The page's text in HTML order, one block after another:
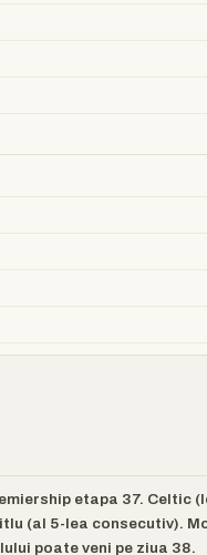
etapa 37. Celtic
(al 5-lea consecutiv).
poate veni pe ziua 38.